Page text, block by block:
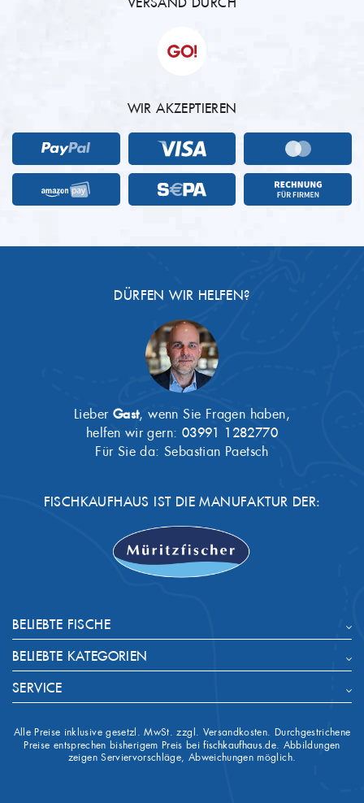
WIR AKZEPTIEREN
DÜRFEN WIR HELFEN?
Lieber Gast, wenn Sie Fragen haben,
helfen wir gern: 03991 1282770
Für Sie da: Sebastian Paetsch
FISCHKAUFHAUS IST DIE MANUFAKTUR DER:
BELIEBTE FISCHE
BELIEBTE KATEGORIEN
SERVICE
Alle Preise inklusive gesetzl. MwSt. zzgl. Versandkosten. Durchgestrichene
Preise entsprechen bisherigem Preis beifischkaufhaus.de. Abbildungen
zeigen Serviervorschläge, Abweichungen möglich.